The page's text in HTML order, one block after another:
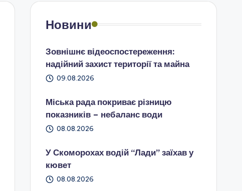
Новини
Зовнішнє відеоспостереження:
надійний захист території та майна
09.08.2026
Міська рада покриває різницю
показників – небаланс води
08.08.2026
У Скоморохах водій “Лади” заїхав у
кювет
08.08.2026